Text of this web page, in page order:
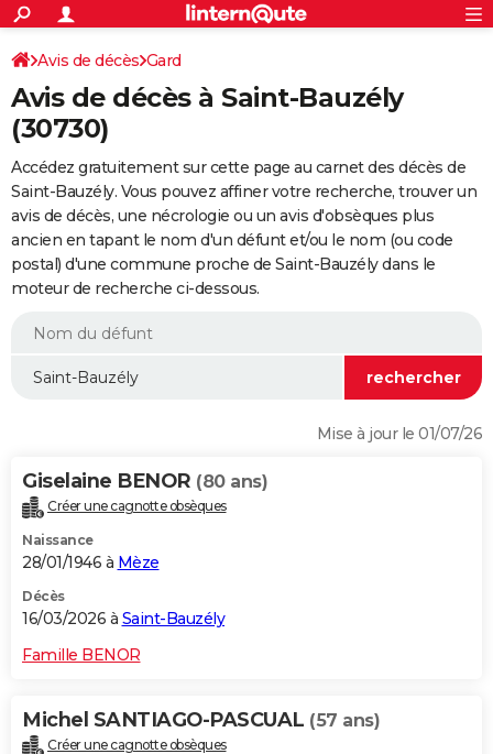
ACTUALITÉS
Politique
Société
Faits Divers
Education
Monde
Villes
+
SPORT
Coupe du monde 2026
Football
Tennis
Cyclisme
Rugby
Forum
FINANCE
Retraite
Impôts
Epargne
Immobilier
Risques naturels par ville
Banque
Assurance
Crédit
Essais
Réserver un essai
Citadines
Berlines
SUV
Forum auto
+
HIGH-TECH
Mobiles
Meilleur smartphone
Internet
Ordinateurs
Jeux vidéo
Guide high-tech
+BRICOLAGE
Forum
Aménagement intérieur
Extérieur
Cuisine
Salle de bains
Jardinage
Rangement
WEEK-END
Guides de France
Escapades
Patrimoine
Expositions
Musées
Week-end nature
LIFESTYLE
Alimentation
Guide de la santé
Maladies
Médicaments
Sommeil
VOYAGE
Destinations
City break
Voyage nature
Voyage de noces
Forum
Climat
+PHOTO
GUIDES D'ACHAT
BONS PLANS
CARTE DE VOEUX
Dictionnaire
Biographies
Citations
Expressions
Proverbes
PROGRAMME TV
Avis de décès Gard
Avis de décès à Saint-Bauzély
(30730)
Accédez gratuitement sur cette page au carnet des décès de
Saint-Bauzély. Vous pouvez affiner votre recherche, trouver un
avis de décès, une nécrologie ou un avis d'obsèques plus
ancien en tapant le nom d'un défunt et/ou le nom (ou code
postal) d'une commune proche de Saint-Bauzély dans le
moteur de recherche ci-dessous.
Mise à jour le 01/07/26
Giselaine BENOR (80 ans)
Créer une cagnotte obsèques
Naissance
28/01/1946 à Mèze
Décès
16/03/2026 à Saint-Bauzély
Famille BENOR
Michel SANTIAGO-PASCUAL (57 ans)
Créer une cagnotte obsèques